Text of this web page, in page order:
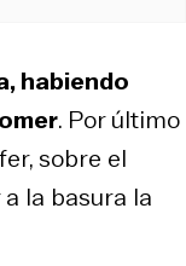
habiendo
. Por último
sobre el
la basura la